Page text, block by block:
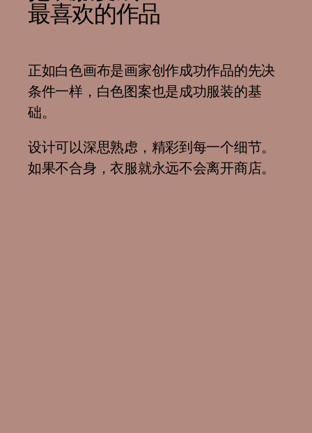
最喜欢的作品
正如白色画布是画家创作成功作品的先决
条件一样，白色图案也是成功服装的基
础。
设计可以深思熟虑，精彩到每一个细节。
如果不合身，衣服就永远不会离开商店。